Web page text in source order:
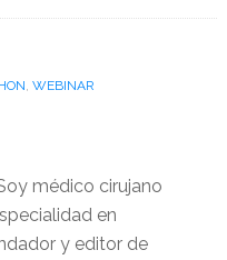
WEBINAR
médico cirujano
en
y editor de